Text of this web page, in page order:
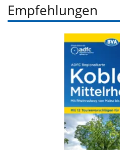
Empfehlungen